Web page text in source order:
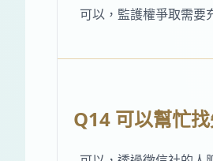
可以，監護權爭取需要
Q14 可以幫忙